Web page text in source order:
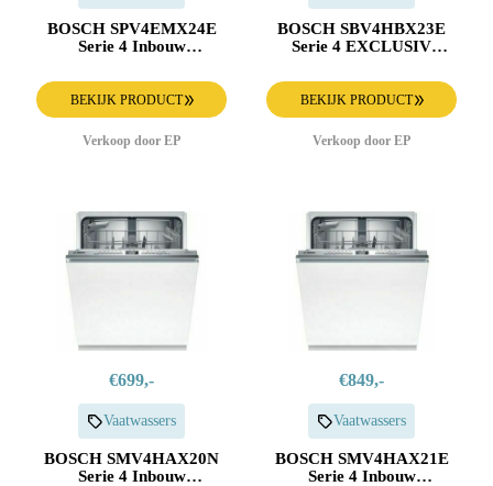
BOSCH SPV4EMX24E
Serie 4 Inbouw
BEKIJK PRODUCT
Verkoop door EP
BOSCH SBV4HBX23E
Serie 4 EXCLUSIV
BEKIJK PRODUCT
Verkoop door EP
€699,-
Vaatwassers
BOSCH SMV4HAX20N
Serie 4 Inbouw
€849,-
Vaatwassers
BOSCH SMV4HAX21E
Serie 4 Inbouw